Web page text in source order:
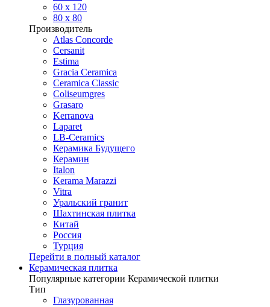
60 x 120
80 x 80
Производитель
Atlas Concorde
Cersanit
Estima
Gracia Ceramica
Ceramica Classic
Coliseumgres
Grasaro
Kerranova
Laparet
LB-Ceramics
Керамика Будущего
Керамин
Italon
Kerama Marazzi
Vitra
Уральский гранит
Шахтинская плитка
Китай
Россия
Турция
Перейти в полный каталог
Керамическая плитка
Популярные категории Керамической плитки
Тип
Глазурованная